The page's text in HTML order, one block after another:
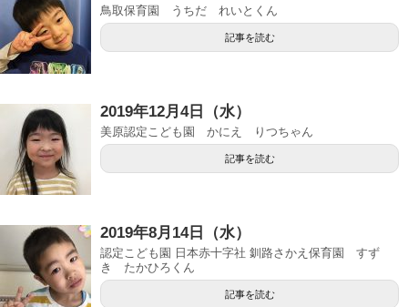
鳥取保育園 うちだ れいとくん
記事を読む
2019年12月4日（水）
美原認定こども園 かにえ りつちゃん
記事を読む
2019年8月14日（水）
認定こども園 日本赤十字社 釧路さかえ保育園 すず
き たかひろくん
記事を読む